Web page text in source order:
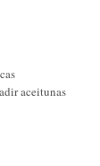
aceitunas